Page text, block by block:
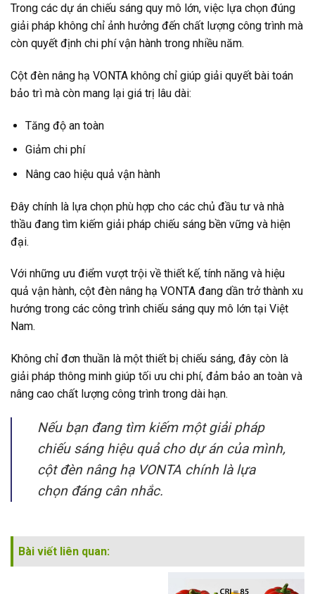
Trong các dự án chiếu sáng quy mô lớn, việc lựa chọn đúng
giải pháp không chỉ ảnh hưởng đến chất lượng công trình mà
còn quyết định chi phí vận hành trong nhiều năm.
Cột đèn nâng hạ VONTA không chỉ giúp giải quyết bài toán
bảo trì mà còn mang lại giá trị lâu dài:
Tăng độ an toàn
Giảm chi phí
Nâng cao hiệu quả vận hành
Đây chính là lựa chọn phù hợp cho các chủ đầu tư và nhà
thầu đang tìm kiếm giải pháp chiếu sáng bền vững và hiện
đại.
Với những ưu điểm vượt trội về thiết kế, tính năng và hiệu
quả vận hành, cột đèn nâng hạ VONTA đang dần trở thành xu
hướng trong các công trình chiếu sáng quy mô lớn tại Việt
Nam.
Không chỉ đơn thuần là một thiết bị chiếu sáng, đây còn là
giải pháp thông minh giúp tối ưu chi phí, đảm bảo an toàn và
nâng cao chất lượng công trình trong dài hạn.
Nếu bạn đang tìm kiếm một giải pháp
chiếu sáng hiệu quả cho dự án của mình,
cột đèn nâng hạ VONTA chính là lựa
chọn đáng cân nhắc.
Bài viết liên quan: